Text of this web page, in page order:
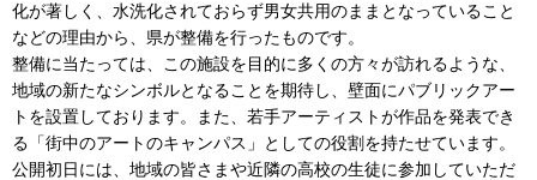
化が著しく、水洗化されておらず男女共用のままとなっていること
などの理由から、県が整備を行ったものです。
整備に当たっては、この施設を目的に多くの方々が訪れるような、
地域の新たなシンボルとなることを期待し、壁面にパブリックアー
トを設置しております。また、若手アーティストが作品を発表でき
る「街中のアートのキャンパス」としての役割を持たせています。
公開初日には、地域の皆さまや近隣の高校の生徒に参加していただ